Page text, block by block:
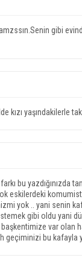
gibi
kızı yaşındakilerle
bu yazdığınızda
eskilerdeki
yok .. yani senin
gibi oldu yani
var olan
geçiminizi bu kafayla